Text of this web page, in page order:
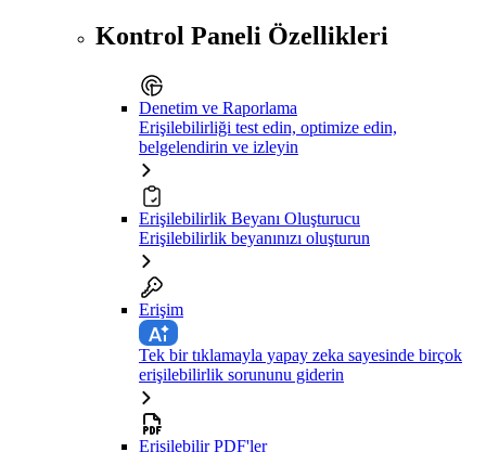
Kontrol Paneli Özellikleri
Denetim ve Raporlama
Erişilebilirliği test edin, optimize edin,
belgelendirin ve izleyin
Erişilebilirlik Beyanı Oluşturucu
Erişilebilirlik beyanınızı oluşturun
Erişim
Tek bir tıklamayla yapay zeka sayesinde birçok
erişilebilirlik sorununu giderin
Erişilebilir PDF'ler